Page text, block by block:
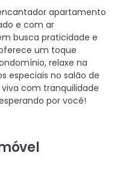
apartamento
e com ar
busca praticidade e
um toque
relaxe na
especiais no salão de
com tranquilidade
por você!